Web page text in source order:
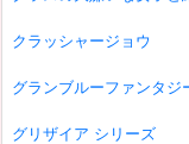
クラッシャージョウ
グランブルーファンタジ
グリザイア シリーズ